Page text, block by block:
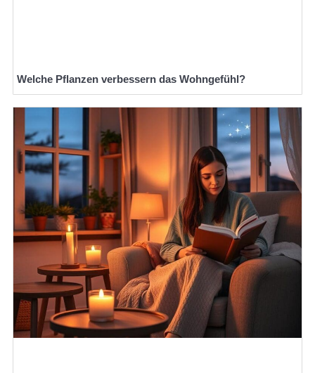
Welche Pflanzen verbessern das Wohngefühl?